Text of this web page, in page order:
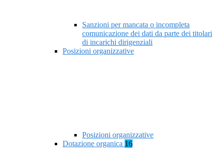
Sanzioni per mancata o incompleta
comunicazione dei dati da parte dei titolari
di incarichi dirigenziali
Posizioni organizzative
Posizioni organizzative
Dotazione organica 16